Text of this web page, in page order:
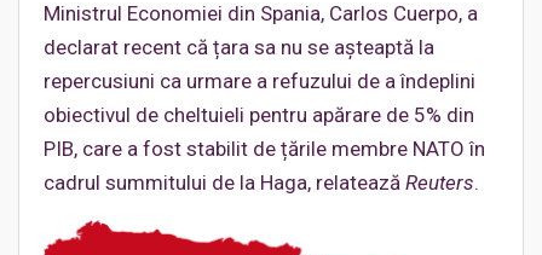
Ministrul Economiei din Spania, Carlos Cuerpo, a
declarat recent că țara sa nu se așteaptă la
repercusiuni ca urmare a refuzului de a îndeplini
obiectivul de cheltuieli pentru apărare de 5% din
PIB, care a fost stabilit de țările membre NATO în
cadrul summitului de la Haga, relatează Reuters.